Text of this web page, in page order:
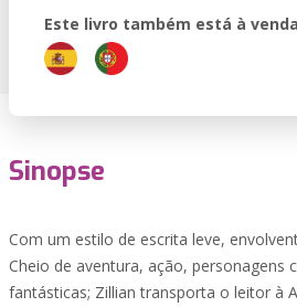
Este livro também está à
Sinopse
Com um estilo de escrita leve,
Cheio de aventura, ação, personagens
fantásticas; Zillian transporta o leitor à